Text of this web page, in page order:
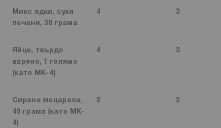
Микс ядки, сухи
печени, 30 грама
4 3
Яйце, твърдо
варено, 1 голямо
(като MK-4)
4 3
Сирене моцарела,
40 грама (като MK-
4)
2 2